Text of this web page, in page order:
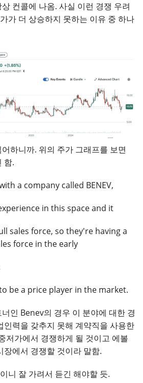
컨콜에 나옴. 사실 이런 경쟁 우려
가 더 상승하지 못하는 이유 중 하나
하니까. 위의 주가 그래프를 보면
함.
a company called BENEV,
in this space and it
sales force, so they're having a
force in the early
be a price player in the market.
인 Benev의 경우 이 분야에 대한 경
인력을 갖추지 못해 계약직을 사용한
저가에서 경쟁하게 될 것이고 에볼
장에서 경쟁할 것이라 말함.
니 잘 가려서 듣긴 해야할 듯.